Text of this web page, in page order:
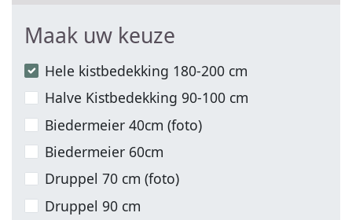
Maak uw keuze
Hele kistbedekking 180-200 cm
Halve Kistbedekking 90-100 cm
Biedermeier 40cm (foto)
Biedermeier 60cm
Druppel 70 cm (foto)
Druppel 90 cm